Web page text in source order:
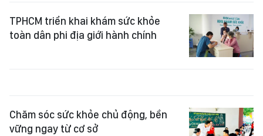
TPHCM triển khai khám sức khỏe
toàn dân phi địa giới hành chính
Chăm sóc sức khỏe chủ động, bền
vững ngay từ cơ sở